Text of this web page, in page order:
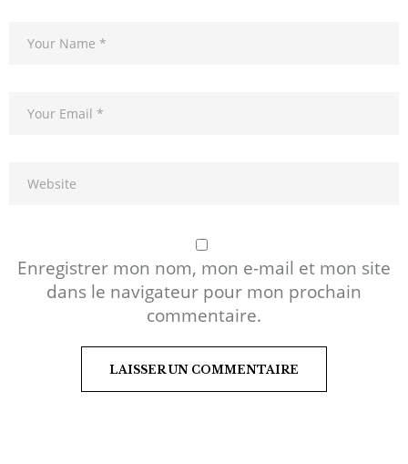
Enregistrer mon nom, mon e-mail et mon site
dans le navigateur pour mon prochain
commentaire.